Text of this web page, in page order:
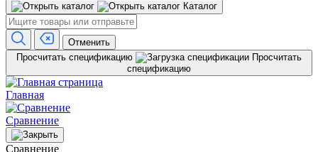
Каталог
Отменить
Просчитать спецификацию
Просчитать
спецификацию
Главная
Сравнение
Сравнение